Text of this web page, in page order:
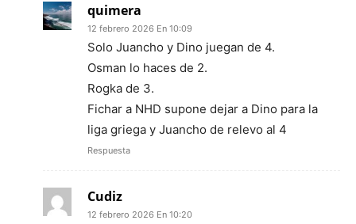
quimera
12 febrero 2026 En 10:09
Solo Juancho y Dino juegan de 4.
Osman lo haces de 2.
Rogka de 3.
Fichar a NHD supone dejar a Dino para la
liga griega y Juancho de relevo al 4
Respuesta
Cudiz
12 febrero 2026 En 10:20